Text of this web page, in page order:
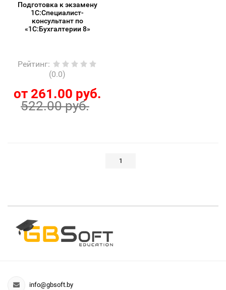
Подготовка к экзамену
1С:Специалист-
консультант по
«1С:Бухгалтерии 8»
Рейтинг:
(0.0)
от 261.00 руб.
522.00 руб.
1
info@gbsoft.by